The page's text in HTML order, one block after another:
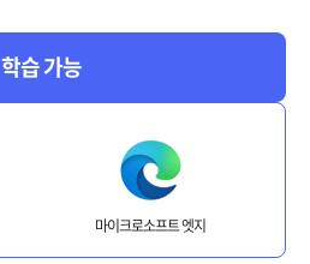
학습 가능
마이크로소프트 엣지